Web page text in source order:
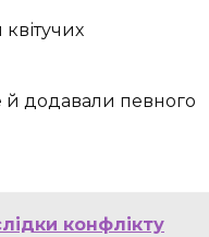
й додавали певного
конфлікту